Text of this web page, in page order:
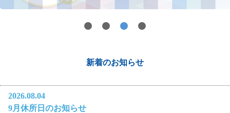
新着のお知らせ
2026.08.04
9月休所日のお知らせ